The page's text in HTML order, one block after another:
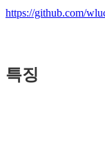
https://github.com/
특징